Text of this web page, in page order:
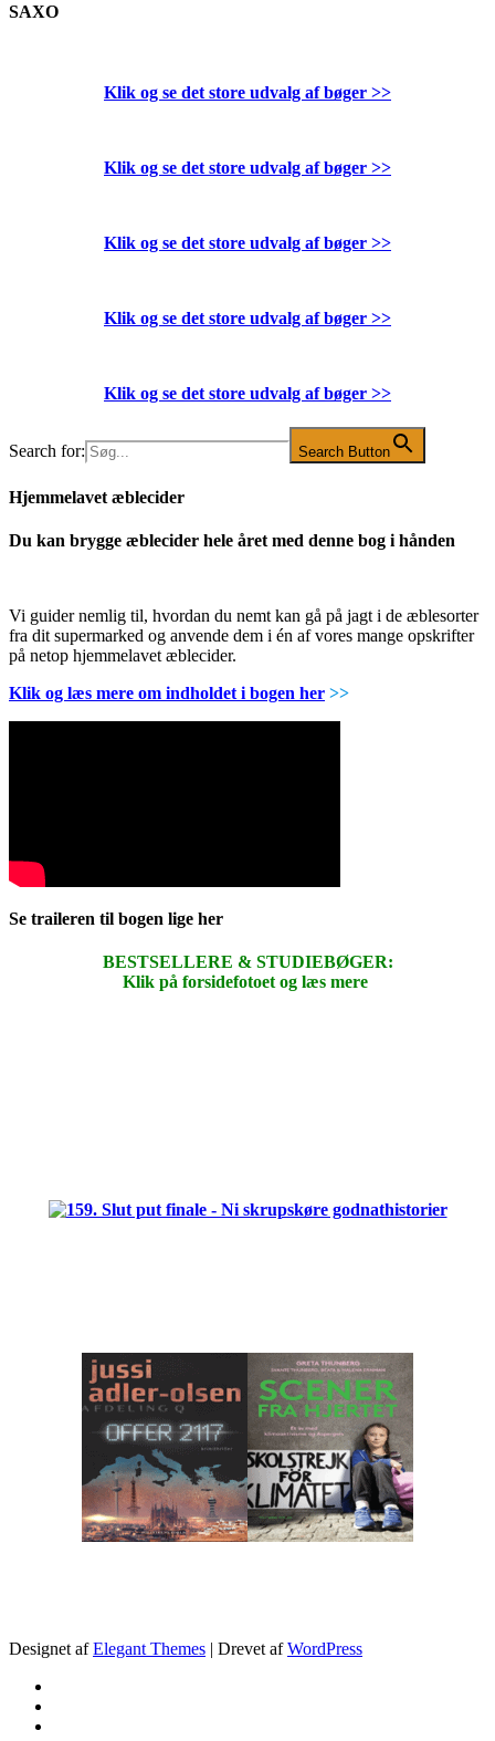
SAXO
Klik og se det store udvalg af bøger >>
Klik og se det store udvalg af bøger >>
Klik og se det store udvalg af bøger >>
Klik og se det store udvalg af bøger >>
Klik og se det store udvalg af bøger >>
Search for: Search Button
Hjemmelavet æblecider
Du kan brygge æblecider hele året med denne bog i hånden
Vi guider nemlig til, hvordan du nemt kan gå på jagt i de æblesorter
fra dit supermarked og anvende dem i én af vores mange opskrifter
på netop hjemmelavet æblecider.
Klik og læs mere om indholdet i bogen her >>
Se traileren til bogen lige her
BESTSELLERE & STUDIEBØGER:
Klik på forsidefotoet og læs mere
Designet afElegant Themes | Drevet afWordPress